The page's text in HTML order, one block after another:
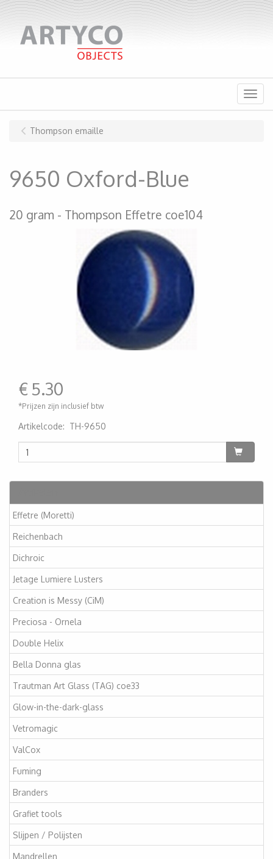
Menu
Effetre (Moretti)
Reichenbach
Dichroic
Jetage Lumiere Lusters
Creation is Messy (CiM)
Preciosa - Ornela
Double Helix
Bella Donna glas
Trautman Art Glass (TAG) coe33
Glow-in-the-dark-glass
Vetromagic
ValCox
Fuming
Branders
Grafiet tools
Slijpen / Polijsten
Mandrellen
Thompson emaille
9650 Oxford-Blue
20 gram Thompson Effetre coe104
€ 5.30
*Prijzen zijn inclusief btw
Artikelcode: TH-9650